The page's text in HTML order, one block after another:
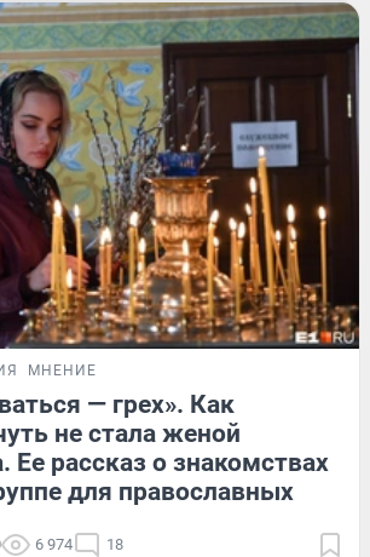
МНЕНИЕ
— грех». Как
не стала женой
Ее рассказ о знакомствах
для православных
6 974 18